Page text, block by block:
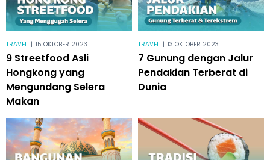
TRAVEL | 15 OKTOBER 2023
9 Streetfood Asli
Hongkong yang
Mengundang Selera
Makan
TRAVEL | 13 OKTOBER 2023
7 Gunung dengan Jalur
Pendakian Terberat di
Dunia